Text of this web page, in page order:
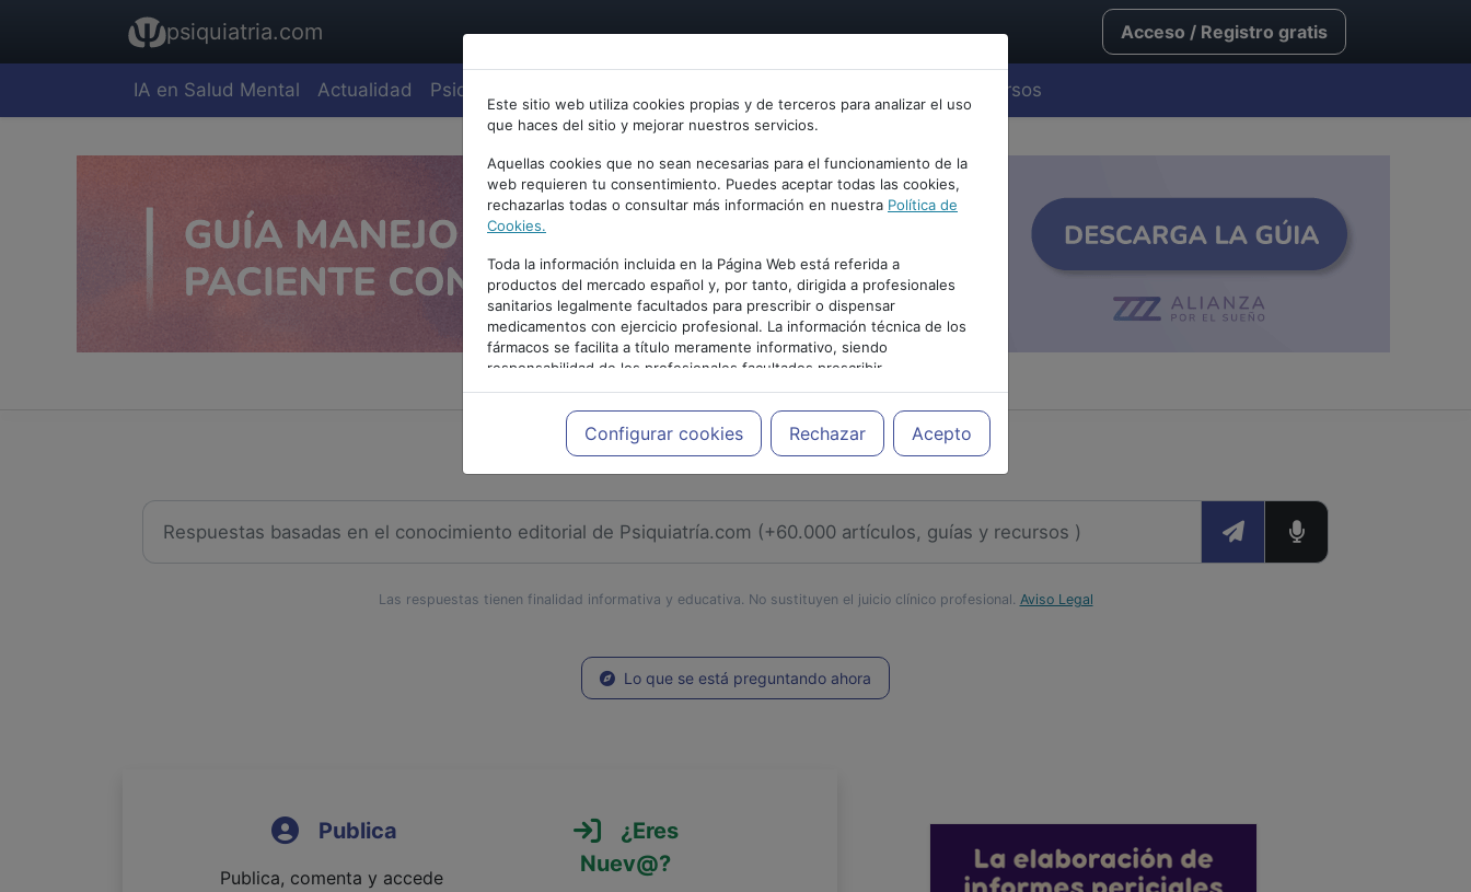
psiquiatria.com Acceso / Registro gratis
IA en Salud Mental Actualidad Psiquiatría Cursos
Este sitio web utiliza cookies propias y de terceros para analizar el uso
que haces del sitio y mejorar nuestros servicios.
Aquellas cookies que no sean necesarias para el funcionamiento de la
web requieren tu consentimiento. Puedes aceptar todas las cookies,
rechazarlas todas o consultar más información en nuestra Política de
Cookies.
Toda la información incluida en la Página Web está referida a
productos del mercado español y, por tanto, dirigida a profesionales
sanitarios legalmente facultados para prescribir o dispensar
medicamentos con ejercicio profesional. La información técnica de los
fármacos se facilita a título meramente informativo, siendo
responsabilidad de los profesionales facultados prescribir
medicamentos y decidir, en cada caso concreto, el tratamiento más
adecuado a las necesidades del paciente.
Configurar cookies Rechazar Acepto
PUBLICIDAD
Las respuestas tienen finalidad informativa y educativa. No sustituyen el juicio clínico profesional. Aviso Legal
Lo que se está preguntando ahora
Publica
Publica, comenta y accede
¿Eres
Nuev@?